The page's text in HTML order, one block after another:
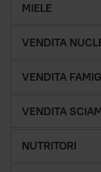
MIELE
VENDITA
VENDITA
VENDITA
NUTRITORI